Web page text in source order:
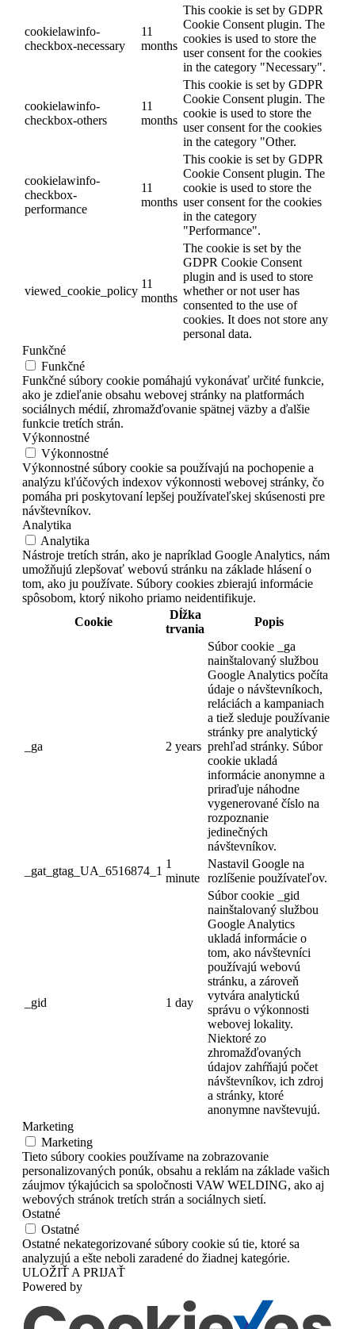
cookielawinfo-
checkbox-necessary
11
months
This cookie is set by GDPR
Cookie Consent plugin. The
cookies is used to store the
user consent for the cookies
in the category "Necessary".
cookielawinfo-
checkbox-others
11
months
This cookie is set by GDPR
Cookie Consent plugin. The
cookie is used to store the
user consent for the cookies
in the category "Other.
cookielawinfo-
checkbox-
performance
11
months
This cookie is set by GDPR
Cookie Consent plugin. The
cookie is used to store the
user consent for the cookies
in the category
"Performance".
viewed_cookie_policy
11
months
The cookie is set by the
GDPR Cookie Consent
plugin and is used to store
whether or not user has
consented to the use of
cookies. It does not store any
personal data.
Funkčné
Funkčné
Funkčné súbory cookie pomáhajú vykonávať určité funkcie,
ako je zdieľanie obsahu webovej stránky na platformách
sociálnych médií, zhromažďovanie spätnej väzby a ďalšie
funkcie tretích strán.
Výkonnostné
Výkonnostné
Výkonnostné súbory cookie sa používajú na pochopenie a
analýzu kľúčových indexov výkonnosti webovej stránky, čo
pomáha pri poskytovaní lepšej používateľskej skúsenosti pre
návštevníkov.
Analytika
Analytika
Nástroje tretích strán, ako je napríklad Google Analytics, nám
umožňujú zlepšovať webovú stránku na základe hlásení o
tom, ako ju používate. Súbory cookies zbierajú informácie
spôsobom, ktorý nikoho priamo neidentifikuje.
Cookie
Dĺžka
trvania
Popis
_ga 2 years
Súbor cookie _ga
nainštalovaný službou
Google Analytics počíta
údaje o návštevníkoch,
reláciách a kampaniach
a tiež sleduje používanie
stránky pre analytický
prehľad stránky. Súbor
cookie ukladá
informácie anonymne a
priraďuje náhodne
vygenerované číslo na
rozpoznanie
jedinečných
návštevníkov.
_gat_gtag_UA_6516874_1
1
minute
Nastavil Google na
rozlíšenie používateľov.
_gid 1 day
Súbor cookie _gid
nainštalovaný službou
Google Analytics
ukladá informácie o
tom, ako návštevníci
používajú webovú
stránku, a zároveň
vytvára analytickú
správu o výkonnosti
webovej lokality.
Niektoré zo
zhromažďovaných
údajov zahŕňajú počet
návštevníkov, ich zdroj
a stránky, ktoré
anonymne navštevujú.
Marketing
Marketing
Tieto súbory cookies používame na zobrazovanie
personalizovaných ponúk, obsahu a reklám na základe vašich
záujmov týkajúcich sa spoločnosti VAW WELDING, ako aj
webových stránok tretích strán a sociálnych sietí.
Ostatné
Ostatné
Ostatné nekategorizované súbory cookie sú tie, ktoré sa
analyzujú a ešte neboli zaradené do žiadnej kategórie.
ULOŽIŤ A PRIJAŤ
Powered by